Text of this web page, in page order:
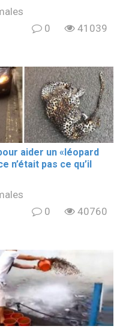
0
41039
aider un «léopard
n’était pas ce qu’il
0
40760